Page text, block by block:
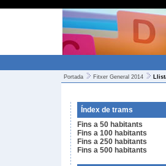
Portada Fitxer General 2014
Índex de trams
Fins a 50 habitants
Fins a 100 habitants
Fins a 250 habitants
Fins a 500 habitants